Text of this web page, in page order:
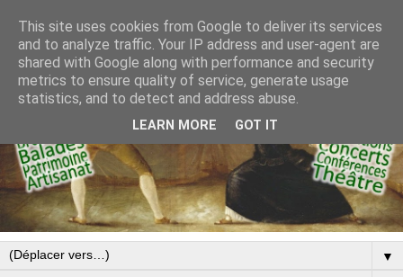
▼
This site uses cookies from Google to deliver its services
and to analyze traffic. Your IP address and user-agent are
shared with Google along with performance and security
metrics to ensure quality of service, generate usage
statistics, and to detect and address abuse.
LEARN MORE GOT IT